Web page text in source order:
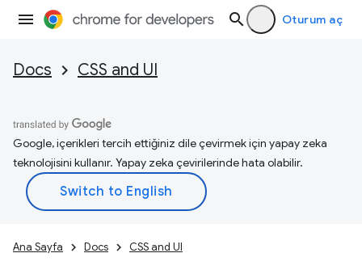
Oturum aç
Docs CSS and UI
Google, içerikleri tercih ettiğiniz dile çevirmek için yapay zeka
teknolojisini kullanır. Yapay zeka çevirilerinde hata olabilir.
Ana Sayfa Docs CSS and UI